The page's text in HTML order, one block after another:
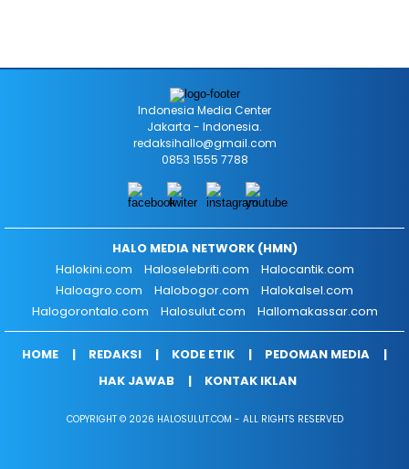
Indonesia Media Center
Jakarta - Indonesia.
redaksihallo@gmail.com
0853 1555 7788
HALO MEDIA NETWORK (HMN)
Halokini.com
Haloselebriti.com
Halocantik.com
Haloagro.com
Halobogor.com
Halokalsel.com
Halogorontalo.com
Halosulut.com Hallomakassar.com
HOME REDAKSI KODE ETIK
PEDOMAN MEDIA
HAK JAWAB
KONTAK IKLAN
COPYRIGHT © 2026 HALOSULUT.COM - ALL RIGHTS RESERVED